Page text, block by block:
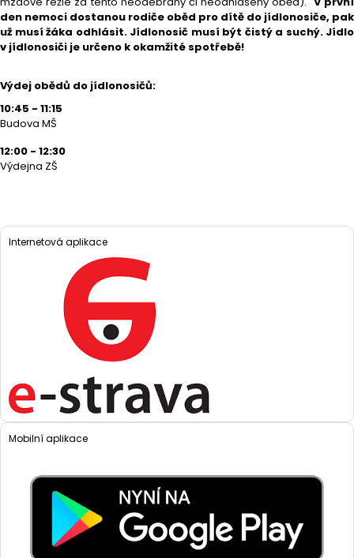
den nemoci dostanou rodiče oběd pro dítě do jídlonosiče, pak
už musí žáka odhlásit. Jídlonosič musí být čistý a suchý. Jídlo
v jídlonosiči je určeno k okamžité spotřebě!
Výdej obědů do jídlonosičů:
10:45 - 11:15
Budova MŠ
12:00 - 12:30
Výdejna ZŠ
Internetová aplikace
Mobilní aplikace